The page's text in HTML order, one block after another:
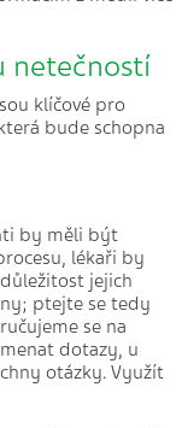
netečností
klíčové pro
bude schopna
by měli být
lékaři by
jejich
ptejte se tedy
se na
dotazy, u
otázky. Využít